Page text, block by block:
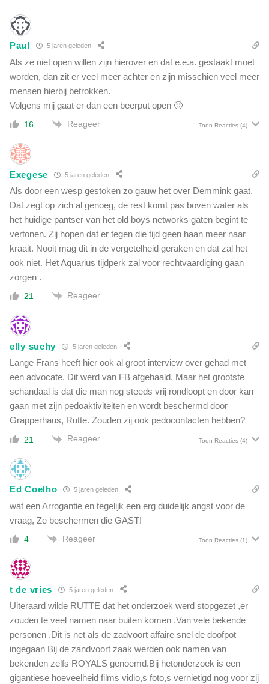
o
r
e
n
g
e
v
n
g
e
i
s
Paul 5 jaren geleden
Als ze niet open willen zijn hierover en dat e.e.a. gestaakt moet
worden, dan zit er veel meer achter en zijn misschien veel meer
mensen hierbij betrokken.
Volgens mij gaat er dan een beerput open 🙂
16 Reageer Toon Reacties (4)
Exegese 5 jaren geleden
Als door een wesp gestoken zo gauw het over Demmink gaat.
Dat zegt op zich al genoeg, de rest komt pas boven water als
het huidige pantser van het old boys networks gaten begint te
vertonen. Zij hopen dat er tegen die tijd geen haan meer naar
kraait. Nooit mag dit in de vergetelheid geraken en dat zal het
ook niet. Het Aquarius tijdperk zal voor rechtvaardiging gaan
zorgen .
21 Reageer
elly suchy 5 jaren geleden
Lange Frans heeft hier ook al groot interview over gehad met
een advocate. Dit werd van FB afgehaald. Maar het grootste
schandaal is dat die man nog steeds vrij rondloopt en door kan
gaan met zijn pedoaktiviteiten en wordt beschermd door
Grapperhaus, Rutte. Zouden zij ook pedocontacten hebben?
21 Reageer Toon Reacties (4)
Ed Coelho 5 jaren geleden
wat een Arrogantie en tegelijk een erg duidelijk angst voor de
vraag, Ze beschermen die GAST!
4 Reageer Toon Reacties (1)
t de vries 5 jaren geleden
Uiteraard wilde RUTTE dat het onderzoek werd stopgezet ,er
zouden te veel namen naar buiten komen .Van vele bekende
personen .Dit is net als de zadvoort affaire snel de doofpot
ingegaan Bij de zandvoort zaak werden ook namen van
bekenden zelfs ROYALS genoemd.Bij hetonderzoek is een
gigantiese hoeveelheid films vidio,s foto,s vernietigd nog voor zij